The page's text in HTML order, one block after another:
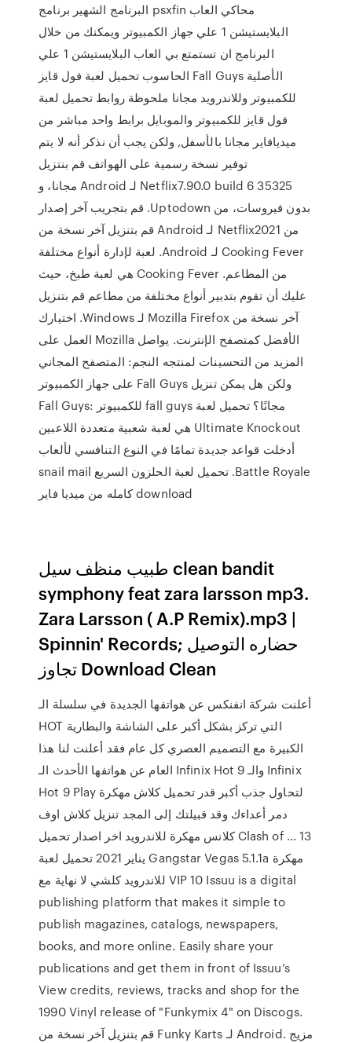
البرنامج الشهير برنامج psxfin محاكي العاب
البلايستيشن 1 علي جهاز الكمبيوتر ويمكنك من خلال
البرنامج ان تستمتع بي العاب البلايستيشن 1 علي
الحاسوب تحميل لعبة فول قايز Fall Guys الأصلية
للكمبيوتر وللاندرويد مجانا ملحوظة روابط تحميل لعبة
فول قايز للكمبيوتر والموبايل برابط واحد مباشر من
ميديافاير مجانا بالأسفل, ولكن يجب أن نذكر أنه لا يتم
توفير نسخة رسمية على الهواتف ‫قم بنتزيل
Netflix7.90.0 build 6 35325 لـ Android مجانا، و
بدون فيروسات، من Uptodown. قم بتجريب آخر إصدار
من Netflix2021 لـ Android قم بتنزيل آخر نسخة من
Cooking Fever لـ Android. لعبة لإدارة أنواع مختلفة
من المطاعم. Cooking Fever هي لعبة طبخ، حيث
عليك أن تقوم بتدبير أنواع مختلفة من مطاعم قم بتنزيل
آخر نسخة من Mozilla Firefox لـ Windows. اختيارك
الأفضل كمتصفح الإنترنت. يواصل Mozilla العمل على
المزيد من التحسينات لمنتجه النجم: المتصفح المجاني
ولكن هل يمكن تنزيل Fall Guys على جهاز الكمبيوتر
مجانًا؟ تحميل لعبة fall guys للكمبيوتر Fall Guys:
Ultimate Knockout هي لعبة شعبية متعددة اللاعبين
أدخلت قواعد جديدة تمامًا في النوع التنافسي لألعاب
Battle Royale. تحميل لعبة الحلزون السريع snail mail
download كامله من ميديا فاير
طبيب منظف سيل clean bandit
symphony feat zara larsson mp3.
Zara Larsson ( A.P Remix).mp3 |
Spinnin' Records; حضاره التوصيل
تجاوز Download Clean
أعلنت شركة انفنكس عن هواتفها الجديدة في سلسلة الـ
HOT التي تركز بشكل أكبر على الشاشة والبطارية
الكبيرة مع التصميم العصري كل عام فقد أعلنت لنا هذا
العام عن هواتفها الأحدث الـ Infinix Hot 9 والـ Infinix
Hot 9 Play لتحاول جذب أكبر قدر تحميل كلاش مهكرة
دمر أعداءك وقد قبيلتك إلى المجد تنزيل كلاش اوف
كلانس مهكرة للاندرويد اخر اصدار تحميل Clash of … 13
يناير 2021 تحميل لعبة Gangstar Vegas 5.1.1a مهكرة
للاندرويد كلشي لا نهاية مع VIP 10 Issuu is a digital
publishing platform that makes it simple to
publish magazines, catalogs, newspapers,
books, and more online. Easily share your
publications and get them in front of Issuu’s
View credits, reviews, tracks and shop for the
1990 Vinyl release of "Funkymix 4" on Discogs.
قم بتنزيل آخر نسخة من Funky Karts لـ Android. مزيج